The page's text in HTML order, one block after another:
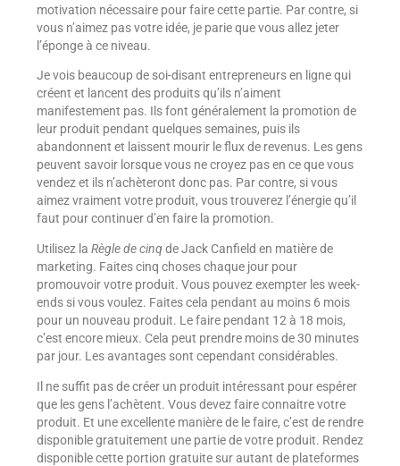
motivation nécessaire pour faire cette partie. Par contre, si
vous n’aimez pas votre idée, je parie que vous allez jeter
l’éponge à ce niveau.
Je vois beaucoup de soi-disant entrepreneurs en ligne qui
créent et lancent des produits qu’ils n’aiment
manifestement pas. Ils font généralement la promotion de
leur produit pendant quelques semaines, puis ils
abandonnent et laissent mourir le flux de revenus. Les gens
peuvent savoir lorsque vous ne croyez pas en ce que vous
vendez et ils n’achèteront donc pas. Par contre, si vous
aimez vraiment votre produit, vous trouverez l’énergie qu’il
faut pour continuer d’en faire la promotion.
Utilisez la Règle de cinqde Jack Canfield en matière de
marketing. Faites cinq choses chaque jour pour
promouvoir votre produit. Vous pouvez exempter les week-
ends si vous voulez. Faites cela pendant au moins 6 mois
pour un nouveau produit. Le faire pendant 12 à 18 mois,
c’est encore mieux. Cela peut prendre moins de 30 minutes
par jour. Les avantages sont cependant considérables.
Il ne suffit pas de créer un produit intéressant pour espérer
que les gens l’achètent. Vous devez faire connaitre votre
produit. Et une excellente manière de le faire, c’est de rendre
disponible gratuitement une partie de votre produit. Rendez
disponible cette portion gratuite sur autant de plateformes